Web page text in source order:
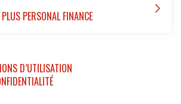
PLUS PERSONAL FINANCE 
D’UTILISATION